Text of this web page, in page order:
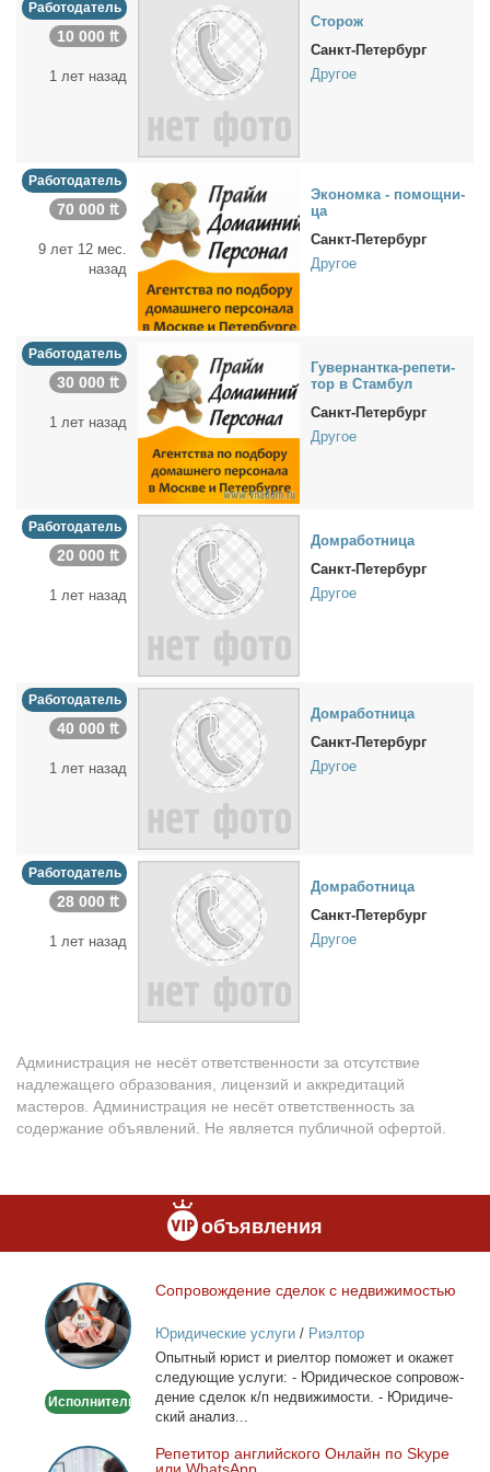
Работодатель
10 000 ₶
1 лет назад
Сто­рож
Санкт-Петербург
Другое
Работодатель
70 000 ₶
9 лет 12 мес.
назад
Эко­ном­ка - по­мощ­ни­
ца
Санкт-Петербург
Другое
Работодатель
30 000 ₶
1 лет назад
Гу­вер­нант­ка-ре­пе­ти­
тор в Стам­бул
Санкт-Петербург
Другое
Работодатель
20 000 ₶
1 лет назад
Дом­ра­бот­ни­ца
Санкт-Петербург
Другое
Работодатель
40 000 ₶
1 лет назад
Дом­ра­бот­ни­ца
Санкт-Петербург
Другое
Работодатель
28 000 ₶
1 лет назад
Дом­ра­бот­ни­ца
Санкт-Петербург
Другое
Администрация не несёт ответственности за отсутствие
надлежащего образования, лицензий и аккредитаций
мастеров. Администрация не несёт ответственность за
содержание объявлений. Не является публичной офертой.
объявления
Сопровождение
сделок
с
недвижимостью
Исполнитель
Со­про­вож­де­ние сде­лок с недви­жи­мо­стью
Юридические услуги/ Риэлтор
Опыт­ный юрист и ри­ел­тор по­мо­жет и ока­жет
сле­ду­ю­щие услу­ги: - Юри­ди­че­ское со­про­вож­
де­ние сде­лок к/п недви­жи­мо­сти. - Юри­ди­че­
ский ана­лиз...
Репетитор
Ре­пе­ти­тор ан­глий­ско­го Он­лайн по Skype